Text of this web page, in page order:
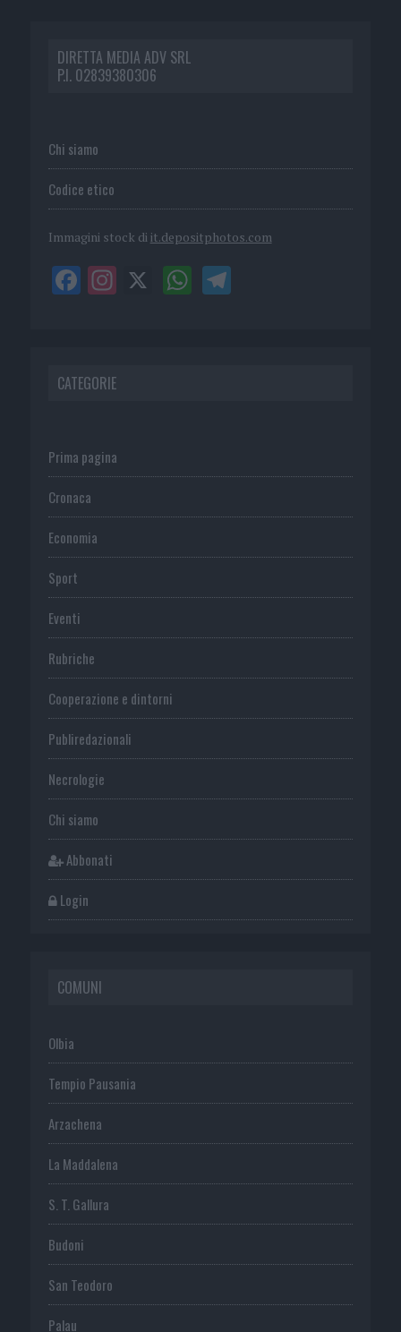
DIRETTA MEDIA ADV SRL
P.I. 02839380306
Chi siamo
Codice etico
Immagini stock di it.depositphotos.com
CATEGORIE
Prima pagina
Cronaca
Economia
Sport
Eventi
Rubriche
Cooperazione e dintorni
Publiredazionali
Necrologie
Chi siamo
Abbonati
Login
COMUNI
Olbia
Tempio Pausania
Arzachena
La Maddalena
S. T. Gallura
Budoni
San Teodoro
Palau